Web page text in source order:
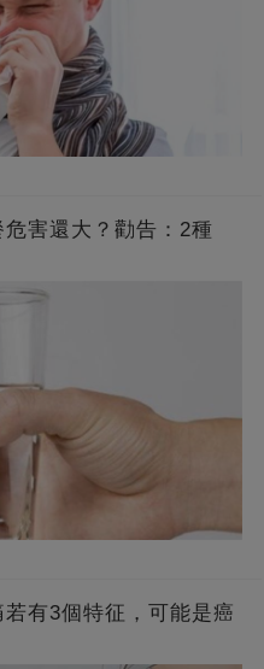
害還大？勸告：2種
有3個特征，可能是癌